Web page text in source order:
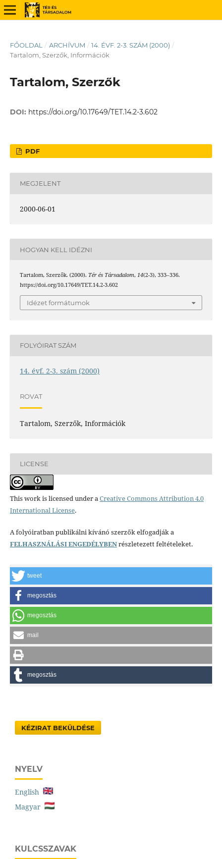
FŐOLDAL / ARCHÍVUM / 14. ÉVF. 2-3. SZÁM (2000) /
Tartalom, Szerzők, Információk
Tartalom, Szerzők
DOI: https://doi.org/10.17649/TET.14.2-3.602
PDF
MEGJELENT
2000-06-01
HOGYAN KELL IDÉZNI
Tartalom, Szerzők. (2000). Tér és Társadalom, 14(2-3), 333–336.
https://doi.org/10.17649/TET.14.2-3.602
Idézet formátumok
FOLYÓIRAT SZÁM
14. évf. 2-3. szám (2000)
ROVAT
Tartalom, Szerzők, Információk
LICENSE
This work is licensed under aCreative Commons Attribution 4.0
International License.
A folyóiratban publikálni kívánó szerzők elfogadják a
FELHASZNÁLÁSI ENGEDÉLYBENrészletezett feltételeket.
tweet
megosztás
megosztás
mail
megosztás
KÉZIRAT BEKÜLDÉSE
NYELV
English
Magyar
KULCSSZAVAK